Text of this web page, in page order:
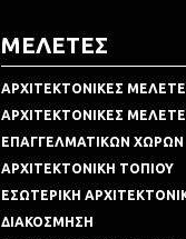
ΜΕΛΕΤΕΣ
ΑΡΧΙΤΕΚΤΟΝΙΚΕΣ
ΑΡΧΙΤΕΚΤΟΝΙΚΕΣ
ΕΠΑΓΓΕΛΜΑΤΙΚΩΝ ΧΩΡΩΝ
ΑΡΧΙΤΕΚΤΟΝΙΚΗ ΤΟΠΙΟΥ
ΕΣΩΤΕΡΙΚΗ
ΔΙΑΚΟΣΜΗΣΗ